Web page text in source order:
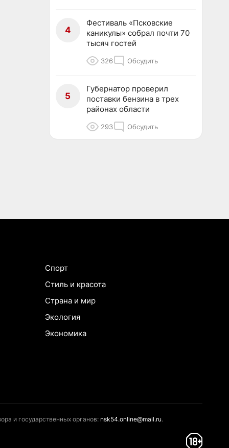
4
Фестиваль «Псковские
каникулы» собрал почти 70
тысяч гостей
326 Обсудить
5
Губернатор проверил
поставки бензина в трех
районах области
293 Обсудить
Спорт
Стиль и красота
Страна и мир
Экология
Экономика
и государственных органов: nsk54.online@mail.ru.